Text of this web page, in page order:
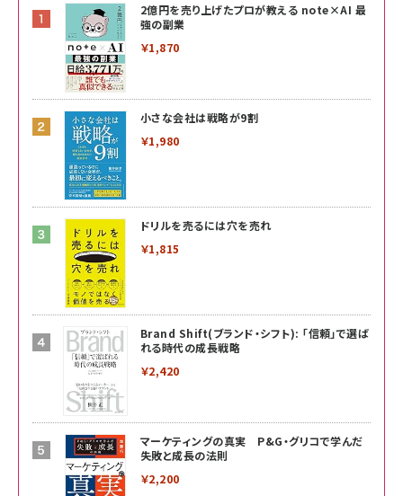
2億円を売り上げたプロが教える note×AI 最
強の副業
￥1,870
小さな会社は戦略が9割
￥1,980
ドリルを売るには穴を売れ
￥1,815
Brand Shift(ブランド・シフト): 「信頼」で選ば
れる時代の成長戦略
￥2,420
マーケティングの真実 P&G・グリコで学んだ
失敗と成長の法則
￥2,200